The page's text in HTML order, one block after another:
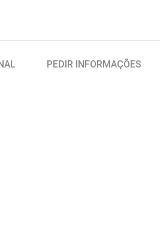
PEDIR INFORMAÇÕES